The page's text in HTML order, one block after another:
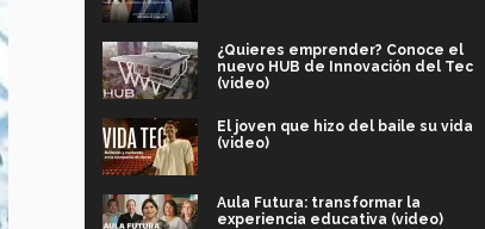
¿Quieres emprender? Conoce el
nuevo HUB de Innovación del Tec
(video)
El joven que hizo del baile su vida
(video)
Aula Futura: transformar la
experiencia educativa (video)